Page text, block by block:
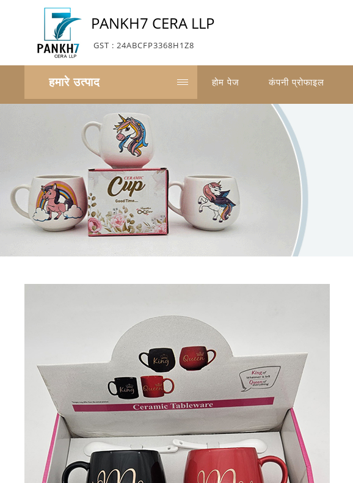
PANKH7 CERA LLP
GST : 24ABCFP3368H1Z8
हमारे उत्पाद होम पेज कंपनी प्रोफाइल